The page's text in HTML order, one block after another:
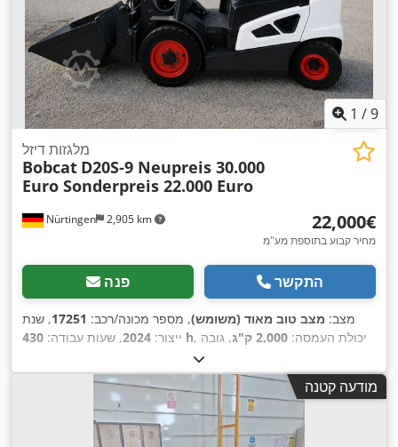
1 /9
Nürtingen 2,905 km
מלגזות דיזל
Bobcat D20S-9 Neupreis 30.000
Euro Sonderpreis 22.000 Euro
‏22,000 ‏€
מחיר קבוע בתוספת מע"מ
פנה התקשר
מצב: מצב טוב מאוד (משומש), מספר מכונה/רכב: 17251, שנת
ייצור: 2024, שעות עבודה: 430 h , יכולת העמסה: 2,000 ק"ג
, גובה
, הרמה חופשית:
מ"מ, סוג דלק:דיזל, סוג תורן:טריפלקס, גובה בנייה:2,190 מ"מ
,
אורך המזלג:1,050 מ"מ , גודל הצמיג הקדמי: 7.00-15 5.50
צמיג אחורי:6.50-10, משקל כולל: ,
מודעה קטנה